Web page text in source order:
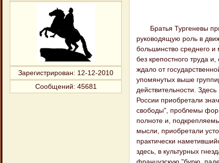
Зарегистрирован: 12-12-2010
Сообщений: 45681
Братья Тургеневы
руководящую роль в
большинство среднего
без крепостного труда
ждало от
упомянутых выше
действительности.
России приобретали
свободы", проблемы
полноте и,
мысли, приобретали
практически
здесь, в культурных